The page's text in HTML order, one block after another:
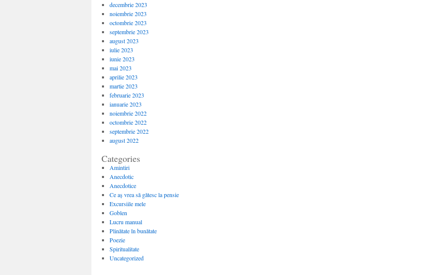
decembrie 2023
noiembrie 2023
octombrie 2023
septembrie 2023
august 2023
iulie 2023
iunie 2023
mai 2023
aprilie 2023
martie 2023
februarie 2023
ianuarie 2023
noiembrie 2022
octombrie 2022
septembrie 2022
august 2022
Categories
Amintiri
Anecdotic
Anecdotice
Ce aș vrea să gătesc la pensie
Excursiile mele
Goblen
Lucru manual
Plinătate în bunătate
Poezie
Spiritualitate
Uncategorized